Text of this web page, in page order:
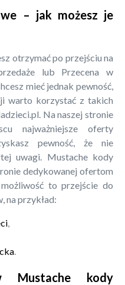
– jak możesz je
otrzymać po przejściu na
lub Przecena w
mieć jednak pewność,
warto korzystać z takich
Na naszej stronie
najważniejsze oferty
pewność, że nie
uwagi. Mustache kody
dedykowanej ofertom
to przejście do
na przykład:
,
.
Mustache kody